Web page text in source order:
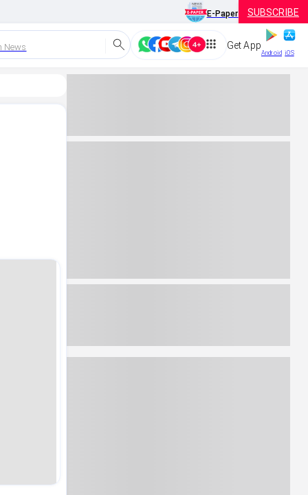
E-Paper SUBSCRIBE
News Get App
Android iOS